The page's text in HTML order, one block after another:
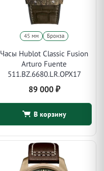
45 мм Бронза
Часы Hublot Classic Fusion
Arturo Fuente
511.BZ.6680.LR.OPX17
89 000 ₽
В корзину